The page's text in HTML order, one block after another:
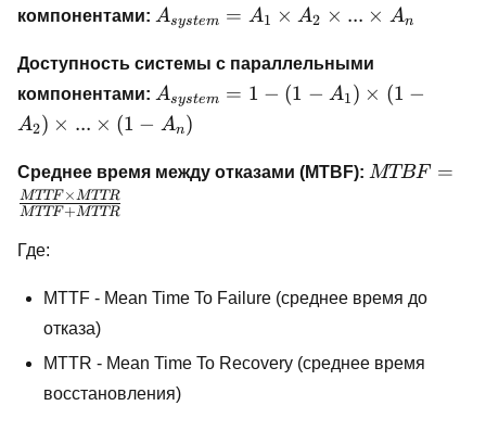
компонентами: A_{system}
\times A_2
\times ...
\times A_n
Asystem = A1 × A2 × ... × An
Доступность системы с параллельными
компонентами: A_{system}
= 1 - (1 -
A_1) \times
(1 - A_2)
Asystem = 1 − (1 − A1) × (1 −
A2) × ... × (1 − An)
Среднее время между отказами (MTBF): MTBF =
MTTR}
MTBF =
MTTF +MTTR
MTTF ×MTTR
Где:
MTTF - Mean Time To Failure (среднее время до
отказа)
MTTR - Mean Time To Recovery (среднее время
восстановления)